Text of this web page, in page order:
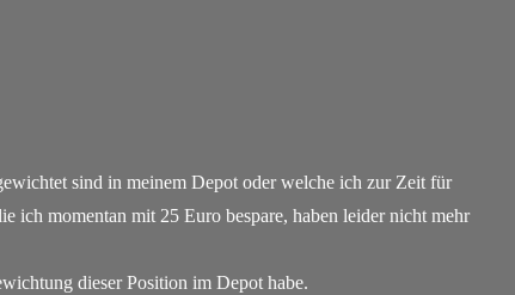
sind in meinem Depot oder welche ich zur Zeit für
ich momentan mit 25 Euro bespare, haben leider nicht mehr
dieser Position im Depot habe.